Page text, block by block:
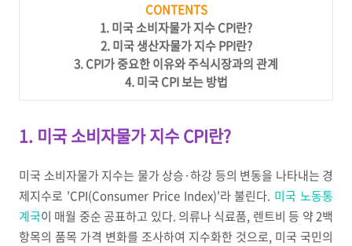
CONTENTS
1.미국 소비자물가 지수CPI란?
2. 미국 생산자물가 지수 PPI란?
3. CPI가 중요한 이유와 주식시장과의 관계
4. 미국 CPI보는 방법
1. 미국 소비자물가 지수 CPI란?
미국 소비자물가 지수는 물가 상승·하강 등의 변동을 나타내는 경
제지수로 'CPI(Consumer Price Index)'라 불린다. 미국 노동통
계국이 매월 중순 공표하고 있다. 의류나 식료품, 렌트비 등 약2백
항목의 품목 가격 변화를 조사하여 지수화한 것으로, 미국 국민의